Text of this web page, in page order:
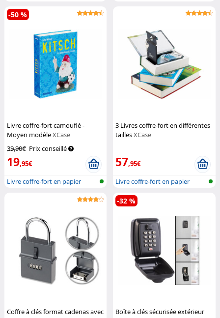
véritab...
Livre coffre-fort camouflé -
Moyen modèleXCase
39,90€ Prix conseillé
19,95€
-50 %
Livre coffre-fort en papier
3 Livres coffre-fort en différentes
taillesXCase
57,95€
Livre coffre-fort en papier
véritab...
Coffre à clés format cadenas avec
Boîte à clés sécurisée extérieur
-32 %